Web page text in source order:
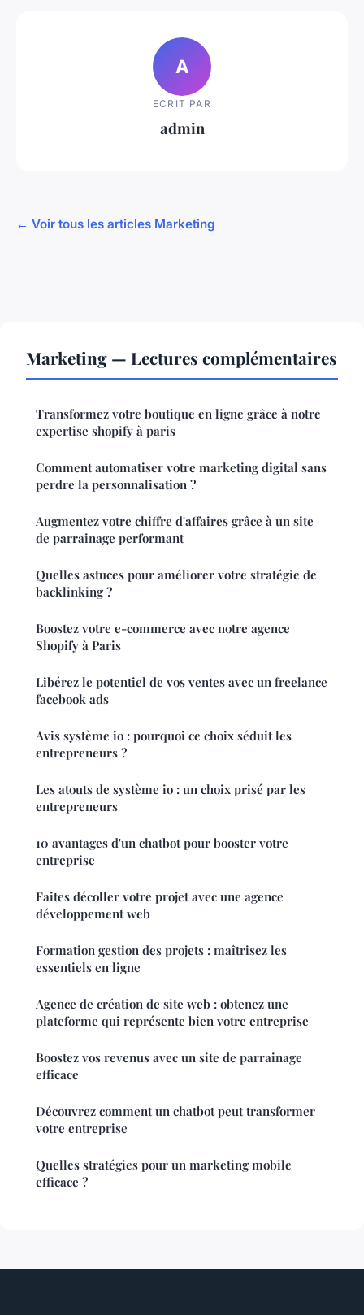
A
ECRIT PAR
admin
← Voir tous les articles Marketing
Marketing — Lectures complémentaires
Transformez votre boutique en ligne grâce à notre
expertise shopify à paris
Comment automatiser votre marketing digital sans
perdre la personnalisation ?
Augmentez votre chiffre d'affaires grâce à un site
de parrainage performant
Quelles astuces pour améliorer votre stratégie de
backlinking ?
Boostez votre e-commerce avec notre agence
Shopify à Paris
Libérez le potentiel de vos ventes avec un freelance
facebook ads
Avis système io : pourquoi ce choix séduit les
entrepreneurs ?
Les atouts de système io : un choix prisé par les
entrepreneurs
10 avantages d'un chatbot pour booster votre
entreprise
Faites décoller votre projet avec une agence
développement web
Formation gestion des projets : maîtrisez les
essentiels en ligne
Agence de création de site web : obtenez une
plateforme qui représente bien votre entreprise
Boostez vos revenus avec un site de parrainage
efficace
Découvrez comment un chatbot peut transformer
votre entreprise
Quelles stratégies pour un marketing mobile
efficace ?